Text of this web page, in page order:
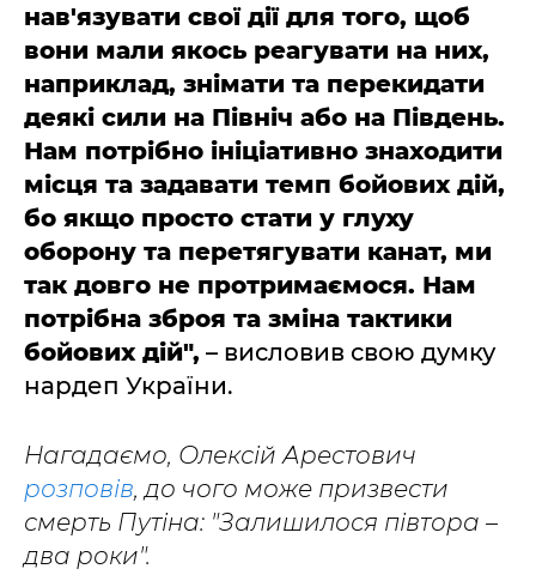
нав'язувати свої дії для того, щоб
вони мали якось реагувати на них,
наприклад, знімати та перекидати
деякі сили на Північ або на Південь.
Нам потрібно ініціативно знаходити
місця та задавати темп бойових дій,
бо якщо просто стати у глуху
оборону та перетягувати канат, ми
так довго не протримаємося. Нам
потрібна зброя та зміна тактики
бойових дій", – висловив свою думку
нардеп України.
Нагадаємо, Олексій Арестович
розповів, до чого може призвести
смерть Путіна: "Залишилося півтора –
два роки".